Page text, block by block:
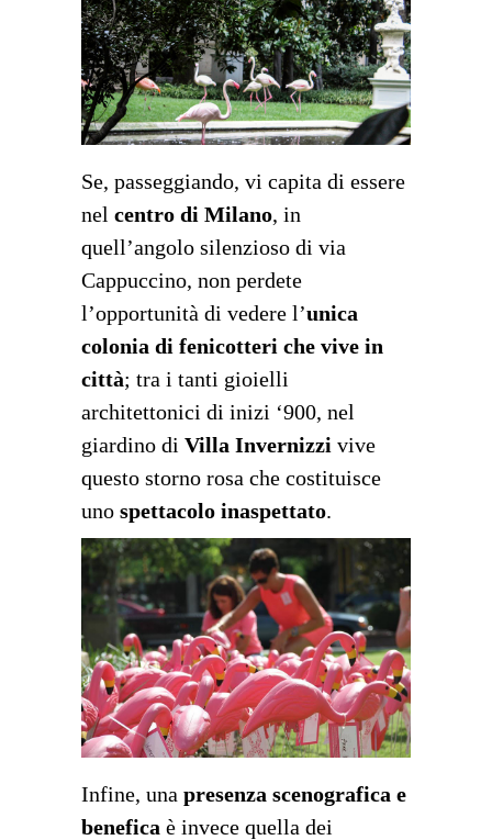
Se, passeggiando, vi capita di essere
nel centro di Milano, in
quell’angolo silenzioso di via
Cappuccino, non perdete
l’opportunità di vedere l’unica
colonia di fenicotteri che vive in
città; tra i tanti gioielli
architettonici di inizi ‘900, nel
giardino di Villa Invernizzi vive
questo storno rosa che costituisce
uno spettacolo inaspettato.
Infine, una presenza scenografica e
benefica è invece quella dei